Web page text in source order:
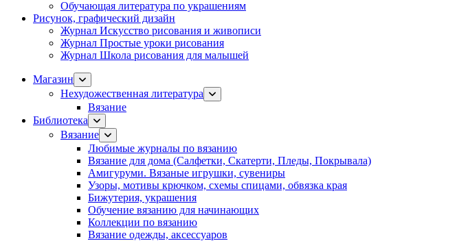
Обучающая литература по украшениям
Рисунок, графический дизайн
Журнал Искусство рисования и живописи
Журнал Простые уроки рисования
Журнал Школа рисования для малышей
Магазин
Нехудожественная литература
Вязание
Библиотека
Вязание
Любимые журналы по вязанию
Вязание для дома (Салфетки, Скатерти, Пледы, Покрывала)
Амигуруми. Вязаные игрушки, сувениры
Узоры, мотивы крючком, схемы спицами, обвязка края
Бижутерия, украшения
Обучение вязанию для начинающих
Коллекции по вязанию
Вязание одежды, аксессуаров